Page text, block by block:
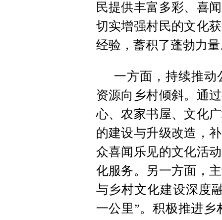
民提供丰富多彩、喜
切实增强村民的文化
经验，蓄积了蓬勃力
一方面，持续推
资源向乡村倾斜。通
心、农家书屋、文化
的建设与升级改造，
众喜闻乐见的文化活
化服务。另一方面，
与乡村文化建设深度
一公里”。积极推进